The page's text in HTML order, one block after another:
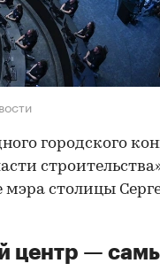
городского
мэра столицы
центр —